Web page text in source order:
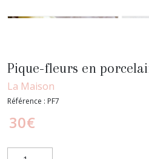
Pique-fleurs en
La Maison
Référence : PF7
30€